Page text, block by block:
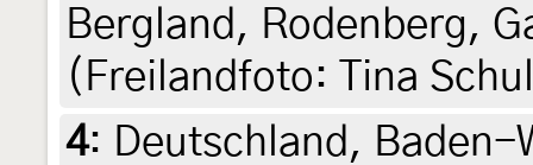
Bergland, Rodenberg,
(Freilandfoto: Tina
4: Deutschland,